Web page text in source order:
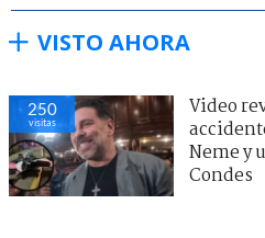
VISTO AHORA
250
visitas
Video
Neme y
Condes